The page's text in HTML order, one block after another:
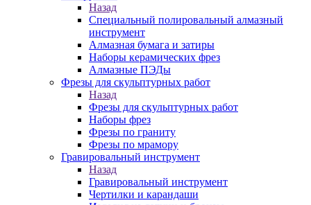
Назад
Специальный полировальный алмазный
инструмент
Алмазная бумага и затиры
Наборы керамических фрез
Алмазные ПЭДы
Фрезы для скульптурных работ
Назад
Фрезы для скульптурных работ
Наборы фрез
Фрезы по граниту
Фрезы по мрамору
Гравировальный инструмент
Назад
Гравировальный инструмент
Чертилки и карандаши